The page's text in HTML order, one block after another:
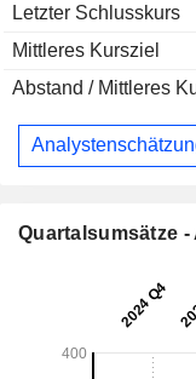
Letzter Schlusskurs
Mittleres Kursziel
Abstand / Mittleres
Quartalsumsätze